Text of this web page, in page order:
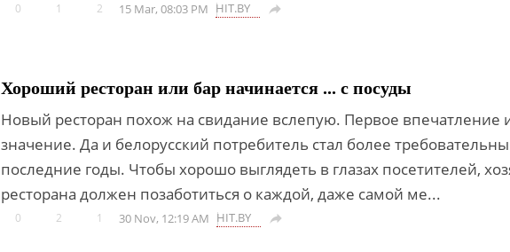
0 1 2 15 Mar, 08:03 PM HIT.BY 
Хороший ресторан или бар начинается ... с посуды
Новый ресторан похож на свидание вслепую. Первое впечатление
значение. Да и белорусский потребитель стал более
последние годы. Чтобы хорошо выглядеть в глазах посетителей,
ресторана должен позаботиться о каждой, даже самой ме...
0 2 1 30 Nov, 12:19 AM HIT.BY 